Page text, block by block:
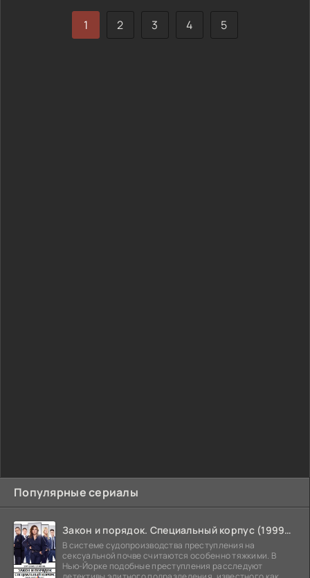
Популярные сериалы
Закон и порядок. Специальный корпус (1999-2026)
В системе судопроизводства преступления на
сексуальной почве считаются особенно тяжкими. В
Нью-Йорке подобные преступления расследуют
1 2 3 4 5